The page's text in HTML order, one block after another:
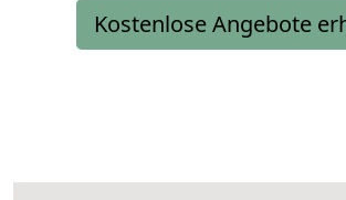
Kostenlose Angebote